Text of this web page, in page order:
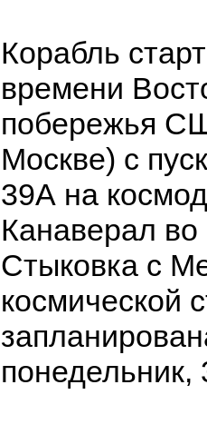
Корабль
времени
побережья
Москве) с
39А на
Канаверал
Стыковка с
космической
понедельник,